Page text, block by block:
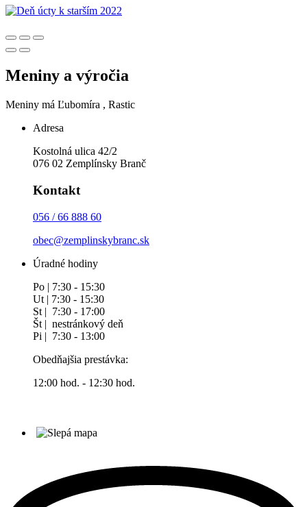
Meniny a výročia
Meniny má Ľubomíra , Rastic
Adresa
Kostolná ulica 42/2
076 02 Zemplínsky Branč
Kontakt
056 / 66 888 60
obec@zemplinskybranc.sk
Úradné hodiny
Po | 7:30 - 15:30
Ut | 7:30 - 15:30
St | 7:30 - 17:00
Št | nestránkový deň
Pi | 7:30 - 13:00
Obedňajšia prestávka:
12:00 hod. - 12:30 hod.